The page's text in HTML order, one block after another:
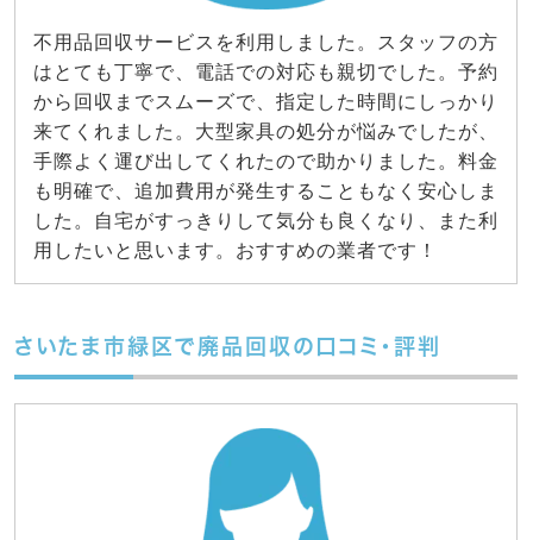
不用品回収サービスを利用しました。スタッフの方
はとても丁寧で、電話での対応も親切でした。予約
から回収までスムーズで、指定した時間にしっかり
来てくれました。大型家具の処分が悩みでしたが、
手際よく運び出してくれたので助かりました。料金
も明確で、追加費用が発生することもなく安心しま
した。自宅がすっきりして気分も良くなり、また利
用したいと思います。おすすめの業者です！
さいたま市緑区で廃品回収の口コミ・評判